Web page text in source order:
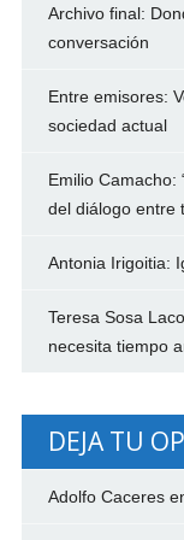
Archivo final:
conversación
Entre emisores:
sociedad actual
Emilio Camacho:
del diálogo entre
Antonia Irigoitia:
Teresa Sosa
necesita tiempo
DEJA TU
Adolfo Caceres